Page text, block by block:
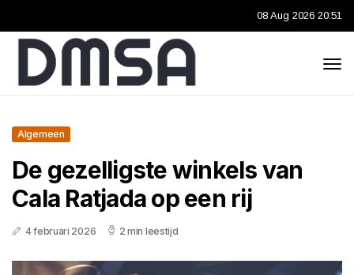
08 Aug 2026 20:51
Algemeen
De gezelligste winkels van
Cala Ratjada op een rij
4 februari 2026 2 min leestijd